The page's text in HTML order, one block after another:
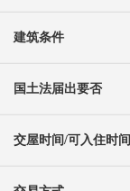
建筑条件
国土法届出要否
交屋时间/可入住时间